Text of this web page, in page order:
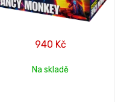
940 Kč
Na skladě